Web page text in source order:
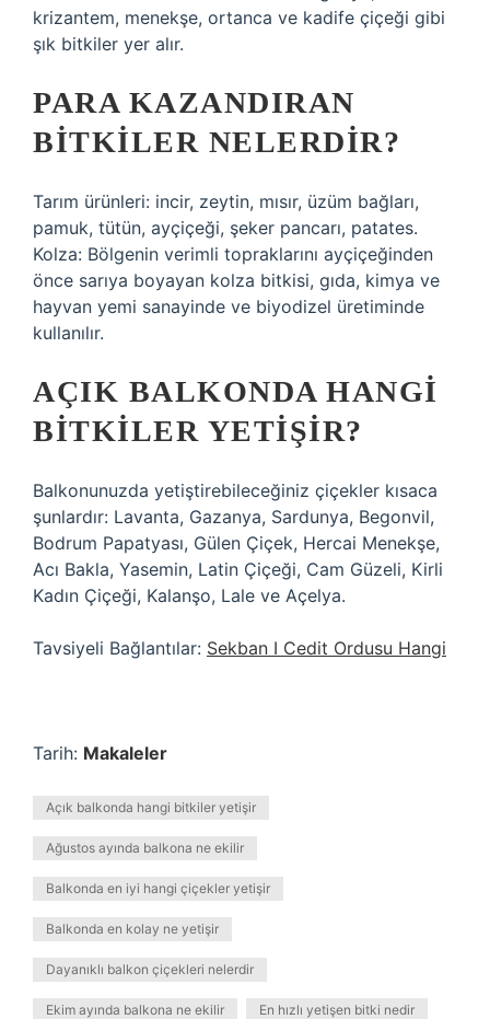
krizantem, menekşe, ortanca ve kadife çiçeği gibi
şık bitkiler yer alır.
PARA KAZANDIRAN
BITKILER NELERDIR?
Tarım ürünleri: incir, zeytin, mısır, üzüm bağları,
pamuk, tütün, ayçiçeği, şeker pancarı, patates.
Kolza: Bölgenin verimli topraklarını ayçiçeğinden
önce sarıya boyayan kolza bitkisi, gıda, kimya ve
hayvan yemi sanayinde ve biyodizel üretiminde
kullanılır.
AÇIK BALKONDA HANGI
BITKILER YETIŞIR?
Balkonunuzda yetiştirebileceğiniz çiçekler kısaca
şunlardır: Lavanta, Gazanya, Sardunya, Begonvil,
Bodrum Papatyası, Gülen Çiçek, Hercai Menekşe,
Acı Bakla, Yasemin, Latin Çiçeği, Cam Güzeli, Kirli
Kadın Çiçeği, Kalanşo, Lale ve Açelya.
Tavsiyeli Bağlantılar: Sekban I Cedit Ordusu Hangi
Tarih: Makaleler
Açık balkonda hangi bitkiler yetişir
Ağustos ayında balkona ne ekilir
Balkonda en iyi hangi çiçekler yetişir
Balkonda en kolay ne yetişir
Dayanıklı balkon çiçekleri nelerdir
Ekim ayında balkona ne ekilir En hızlı yetişen bitki nedir